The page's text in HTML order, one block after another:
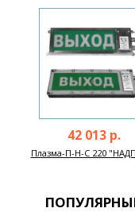
42 013 р.
Плазма-П-Н-С 220